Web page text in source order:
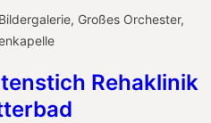
Bildergalerie, Großes Orchester,
Rehaklinik